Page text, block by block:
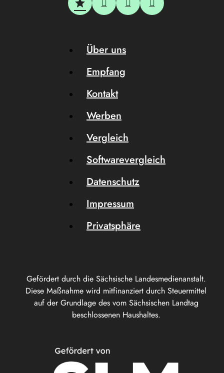
Gefördert durch die Sächsische Landesmedienanstalt.
Diese Maßnahme wird mitfinanziert durch Steuermittel
auf der Grundlage des vom Sächsischen Landtag
beschlossenen Haushaltes.
Über uns
Empfang
Kontakt
Werben
Vergleich
Softwarevergleich
Datenschutz
Impressum
Privatsphäre